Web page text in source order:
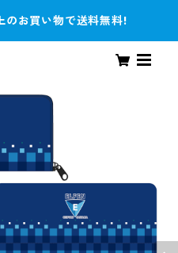
お買い物で送料無料!